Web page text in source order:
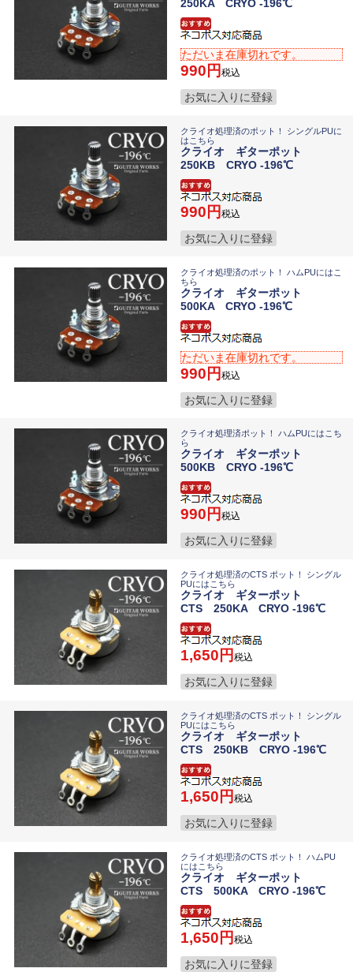
250KA CRYO -196℃
ただいま在庫切れです。
990 税込
お気に入りに登録
クライオ処理済のポット！ シングルPUに
はこちら
クライオ ギターポット
250KB CRYO -196℃
990 税込
お気に入りに登録
クライオ処理済のポット！ ハムPUにはこ
ちら
クライオ ギターポット
500KA CRYO -196℃
ただいま在庫切れです。
990 税込
お気に入りに登録
クライオ処理済ポット！ ハムPUにはこち
ら
クライオ ギターポット
500KB CRYO -196℃
990 税込
お気に入りに登録
クライオ処理済のCTS ポット！ シングル
PUにはこちら
クライオ ギターポット
CTS 250KA CRYO -196℃
1,650 税込
お気に入りに登録
クライオ処理済のCTS ポット！ シングル
PUにはこちら
クライオ ギターポット
CTS 250KB CRYO -196℃
1,650 税込
お気に入りに登録
クライオ処理済のCTS ポット！ ハムPU
にはこちら
クライオ ギターポット
CTS 500KA CRYO -196℃
1,650 税込
お気に入りに登録